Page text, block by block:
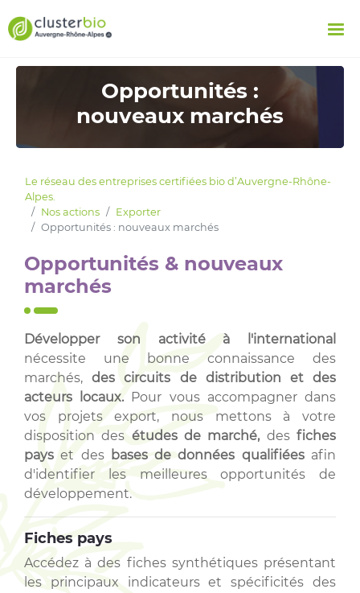
Opportunités :
nouveaux marchés
Le réseau des entreprises certifiées bio d’Auvergne-Rhône-
Alpes.
Nos actions
Exporter
Opportunités : nouveaux marchés
Opportunités & nouveaux
marchés
Développer son activité à l'international
nécessite une bonne connaissance des
marchés,des circuits de distribution et des
acteurs locaux. Pour vous accompagner dans
vos projets export, nous mettons à votre
disposition des études de marché,desfiches
pays et des bases de données qualifiéesafin
d'identifier les meilleures opportunités de
développement.
Fiches pays
Accédez à des fiches synthétiques présentant
les principaux indicateurs et spécificités des